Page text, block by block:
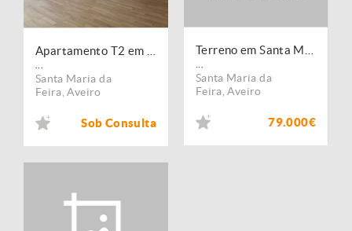
Santa Maria da
Feira ,Aveiro
Sob Consulta
Santa Maria da
Feira ,Aveiro
79.000€